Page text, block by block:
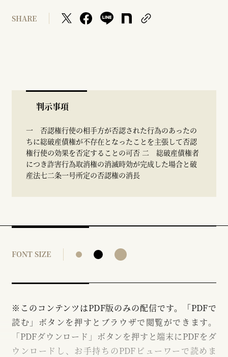
SHARE
判示事項
一 否認権行使の相手方が否認された行為のあったの
ちに総破産債権が不存在となったことを主張して否認
権行使の効果を否定することの可否 二 総破産債権者
につき詐害行為取消権の消滅時効が完成した場合と破
産法七二条一号所定の否認権の消長
FONT SIZE
※このコンテンツはPDF版のみの配信です。「PDFで
読む」ボタンを押すとブラウザで閲覧ができます。
「PDFダウンロード」ボタンを押すと端末にPDFをダ
ウンロードし、お手持ちのPDFビューワーで読めま